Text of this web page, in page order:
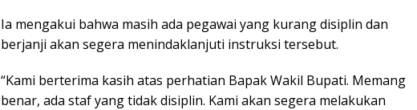
Ia mengakui bahwa masih ada pegawai yang kurang disiplin dan
berjanji akan segera menindaklanjuti instruksi tersebut.
“Kami berterima kasih atas perhatian Bapak Wakil Bupati. Memang
benar, ada staf yang tidak disiplin. Kami akan segera melakukan